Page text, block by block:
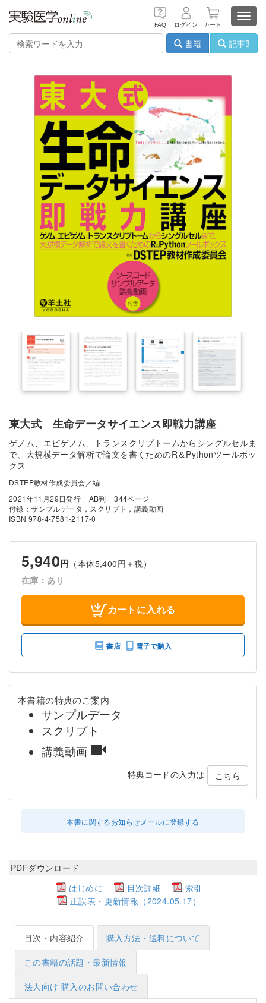
FAQ ログイン カート
書籍
記事β
東大式 生命データサイエンス即戦力講座
ゲノム、エピゲノム、トランスクリプトームからシングルセルま
で、大規模データ解析で論文を書くためのR＆Pythonツールボッ
クス
DSTEP教材作成委員会／編
2021年11月29日発行
AB判
344ページ
付録：サンプルデータ，スクリプト，講義動画
ISBN 978-4-7581-2117-0
5,940円 （本体5,400円＋税）
在庫：あり
カートに入れる
書店 電子で購入
本書籍の特典のご案内
サンプルデータ
スクリプト
講義動画
特典コードの入力は こちら
本書に関するお知らせメールに登録する
PDFダウンロード
はじめに
目次詳細
索引
正誤表・更新情報（2024.05.17）
目次・内容紹介 購入方法・送料について
この書籍の話題・最新情報
法人向け 購入のお問い合わせ